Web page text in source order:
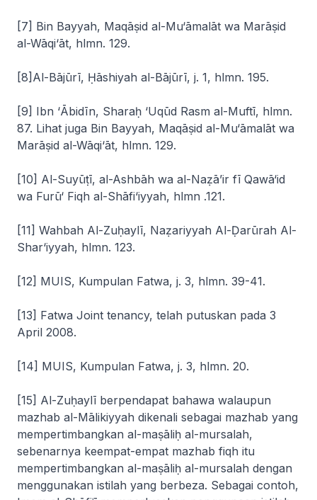
[7] Bin Bayyah, Maqāṣid al-Mu‘āmalāt wa Marāṣid
al-Wāqi‘āt, hlmn. 129.
[8]Al-Bājūrī, Ḥāshiyah al-Bājūrī, j. 1, hlmn. 195.
[9] Ibn ‘Ābidīn, Sharaḥ ‘Uqūd Rasm al-Muftī, hlmn.
87. Lihat juga Bin Bayyah, Maqāṣid al-Mu‘āmalāt wa
Marāṣid al-Wāqi‘āt, hlmn. 129.
[10] Al-Suyūṭī, al-Ashbāh wa al-Naẓā’ir fī Qawā‘id
wa Furū‘ Fiqh al-Shāfi‘iyyah, hlmn .121.
[11] Wahbah Al-Zuḥaylī, Naẓariyyah Al-Ḍarūrah Al-
Shar‘iyyah, hlmn. 123.
[12] MUIS, Kumpulan Fatwa, j. 3, hlmn. 39-41.
[13] Fatwa Joint tenancy, telah putuskan pada 3
April 2008.
[14] MUIS, Kumpulan Fatwa, j. 3, hlmn. 20.
[15] Al-Zuḥaylī berpendapat bahawa walaupun
mazhab al-Mālikiyyah dikenali sebagai mazhab yang
mempertimbangkan al-maṣāliḥ al-mursalah,
sebenarnya keempat-empat mazhab fiqh itu
mempertimbangkan al-maṣāliḥ al-mursalah dengan
menggunakan istilah yang berbeza. Sebagai contoh,